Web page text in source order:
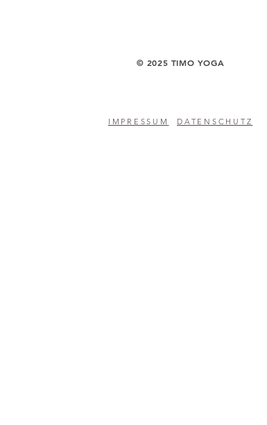
​© 2025 TIMO YOGA
IMPRESSUM DATENSCHUTZ